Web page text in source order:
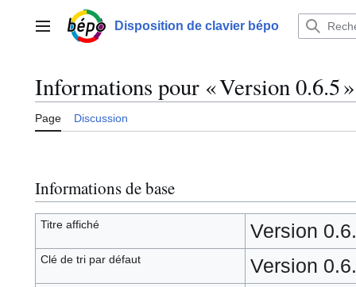
contenuMenu principalDisposition de clavier bépo
Informations pour « Version 0.6.5 »
Page Discussion
Informations de base
Titre affiché Version
Clé de tri par défaut Version